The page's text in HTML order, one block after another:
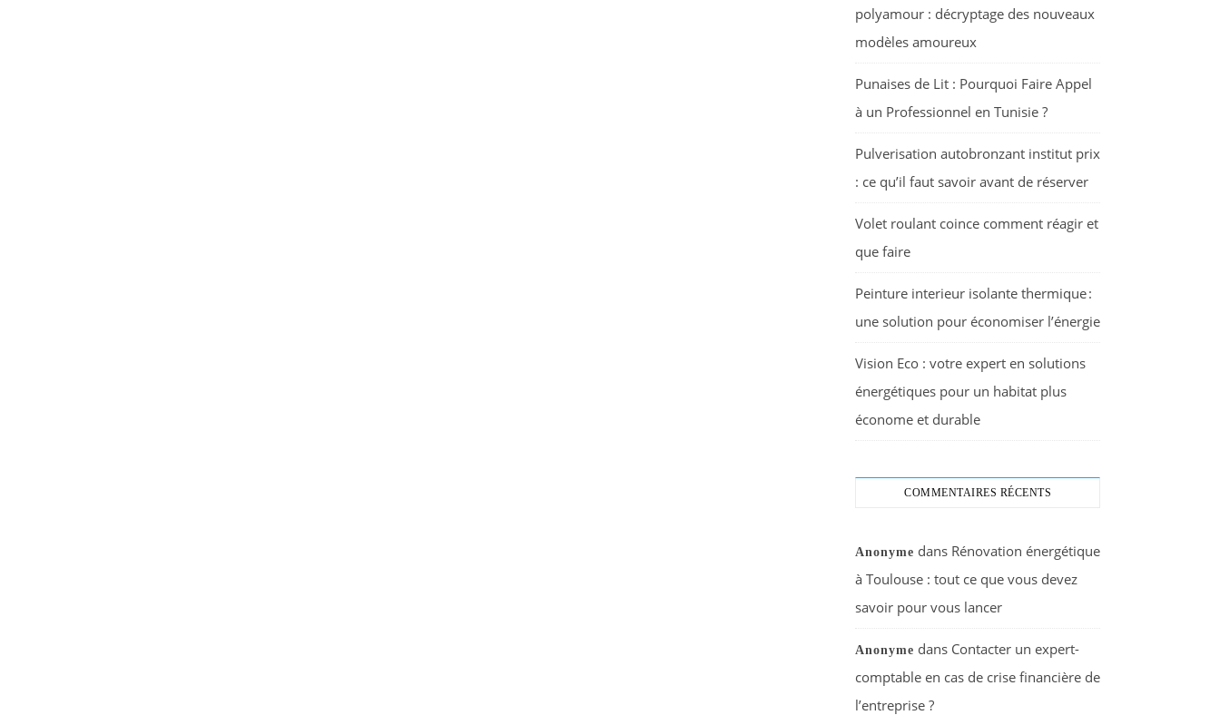
polyamour : décryptage des nouveaux
modèles amoureux
Punaises de Lit : Pourquoi Faire Appel
à un Professionnel en Tunisie ?
Pulverisation autobronzant institut prix
: ce qu’il faut savoir avant de réserver
Volet roulant coince comment réagir et
que faire
Peinture interieur isolante thermique :
une solution pour économiser l’énergie
Vision Eco : votre expert en solutions
énergétiques pour un habitat plus
économe et durable
COMMENTAIRES RÉCENTS
Anonyme dans Rénovation énergétique
à Toulouse : tout ce que vous devez
savoir pour vous lancer
Anonyme dans Contacter un expert-
comptable en cas de crise financière de
l’entreprise ?